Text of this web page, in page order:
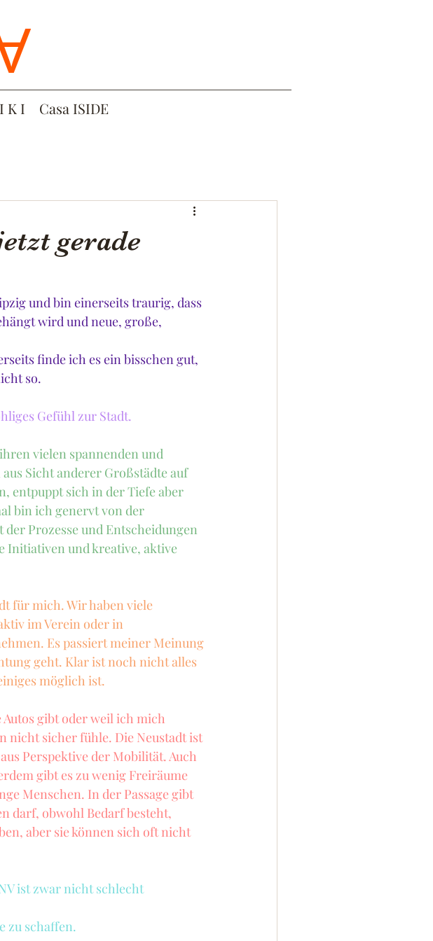
K I Casa ISIDE
gerade
und bin einerseits traurig, dass
wird und neue, große,
finde ich es ein bisschen gut,
so.
Gefühl zur Stadt.
vielen spannenden und
Sicht anderer Großstädte auf
entpuppt sich in der Tiefe aber
bin ich genervt von der
Prozesse und Entscheidungen
Initiativen und kreative, aktive
für mich. Wir haben viele
im Verein oder in
Es passiert meiner Meinung
geht. Klar ist noch nicht alles
möglich ist.
Autos gibt oder weil ich mich
nicht sicher fühle. Die Neustadt ist
Perspektive der Mobilität. Auch
gibt es zu wenig Freiräume
Menschen. In der Passage gibt
darf, obwohl Bedarf besteht,
aber sie können sich oft nicht
ist zwar nicht schlecht
zu schaffen.